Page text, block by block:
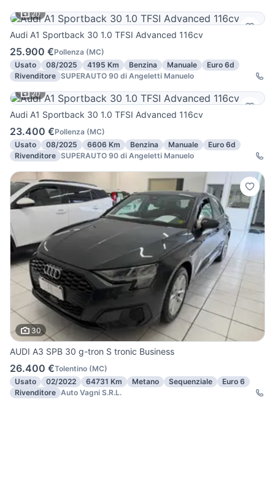
20
Audi A1 Sportback 30 1.0 TFSI Advanced 116cv
25.900 €Pollenza (MC)
Usato
08/2025 4195 Km Benzina Manuale
Euro 6d
Rivenditore SUPERAUTO 90 di Angeletti Manuelo
20
Audi A1 Sportback 30 1.0 TFSI Advanced 116cv
23.400 €Pollenza (MC)
Usato
08/2025 6606 Km Benzina Manuale
Euro 6d
Rivenditore SUPERAUTO 90 di Angeletti Manuelo
30
AUDI A3 SPB 30 g-tron S tronic Business
26.400 €Tolentino (MC)
Usato
02/2022 64731 Km Metano Sequenziale
Euro 6
Rivenditore Auto Vagni S.R.L.